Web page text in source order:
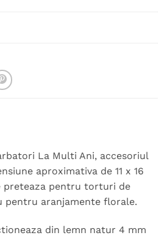
La Multi Ani, accesoriul
aproximativa de 11 x 16
preteaza pentru torturi de
pentru aranjamente florale.
din lemn natur 4 mm